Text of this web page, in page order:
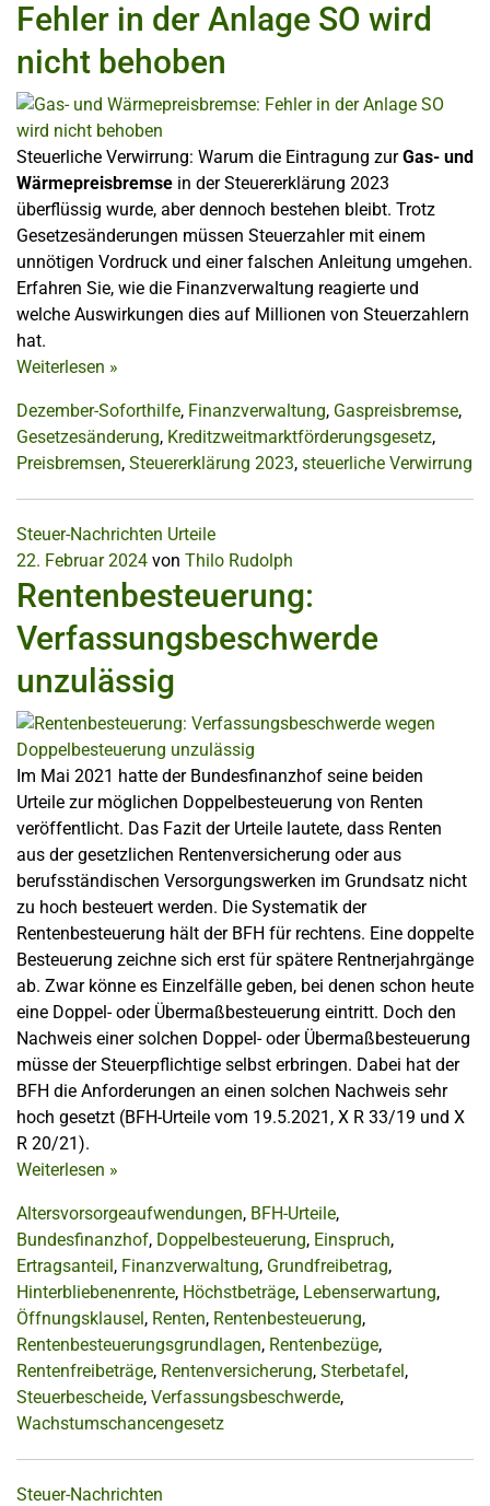
Fehler in der Anlage SO wird
nicht behoben
Steuerliche Verwirrung: Warum die Eintragung zurGas- und
Wärmepreisbremse in der Steuererklärung 2023
überflüssig wurde, aber dennoch bestehen bleibt. Trotz
Gesetzesänderungen müssen Steuerzahler mit einem
unnötigen Vordruck und einer falschen Anleitung umgehen.
Erfahren Sie, wie die Finanzverwaltung reagierte und
welche Auswirkungen dies auf Millionen von Steuerzahlern
hat.
Weiterlesen »
Dezember-Soforthilfe, Finanzverwaltung, Gaspreisbremse,
Gesetzesänderung, Kreditzweitmarktförderungsgesetz,
Preisbremsen, Steuererklärung 2023, steuerliche Verwirrung
Steuer-Nachrichten Urteile
22. Februar 2024 von Thilo Rudolph
Rentenbesteuerung:
Verfassungsbeschwerde
unzulässig
Im Mai 2021 hatte der Bundesfinanzhof seine beiden
Urteile zur möglichen Doppelbesteuerung von Renten
veröffentlicht. Das Fazit der Urteile lautete, dass Renten
aus der gesetzlichen Rentenversicherung oder aus
berufsständischen Versorgungswerken im Grundsatz nicht
zu hoch besteuert werden. Die Systematik der
Rentenbesteuerung hält der BFH für rechtens. Eine doppelte
Besteuerung zeichne sich erst für spätere Rentnerjahrgänge
ab. Zwar könne es Einzelfälle geben, bei denen schon heute
eine Doppel- oder Übermaßbesteuerung eintritt. Doch den
Nachweis einer solchen Doppel- oder Übermaßbesteuerung
müsse der Steuerpflichtige selbst erbringen. Dabei hat der
BFH die Anforderungen an einen solchen Nachweis sehr
hoch gesetzt (BFH-Urteile vom 19.5.2021, X R 33/19 und X
R 20/21).
Weiterlesen »
Altersvorsorgeaufwendungen, BFH-Urteile,
Bundesfinanzhof, Doppelbesteuerung, Einspruch,
Ertragsanteil, Finanzverwaltung, Grundfreibetrag,
Hinterbliebenenrente, Höchstbeträge, Lebenserwartung,
Öffnungsklausel, Renten, Rentenbesteuerung,
Rentenbesteuerungsgrundlagen, Rentenbezüge,
Rentenfreibeträge, Rentenversicherung, Sterbetafel,
Steuerbescheide, Verfassungsbeschwerde,
Wachstumschancengesetz
Steuer-Nachrichten